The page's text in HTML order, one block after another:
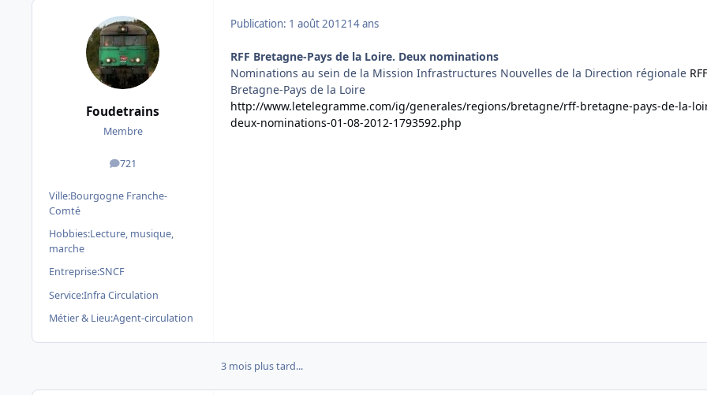
Foudetrains
Membre
721
messages
Ville:Bourgogne Franche-
Comté
Hobbies:Lecture, musique,
marche
Entreprise:SNCF
Service:Infra Circulation
Métier & Lieu:Agent-circulation
Publication: 1 août 201214 ans
RFF Bretagne-Pays de la Loire. Deux nominations
Nominations au sein de la Mission Infrastructures Nouvelles de la Direction régionale RFF
Bretagne-Pays de la Loire
http://www.letelegramme.com/ig/generales/regions/bretagne/rff-bretagne-pays-de-la-
deux-nominations-01-08-2012-1793592.php
3 mois plus tard...